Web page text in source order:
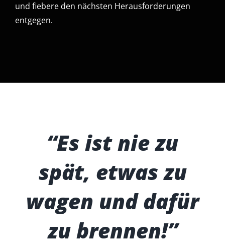
und fiebere den nächsten Herausforderungen
entgegen.
“Es ist nie zu
spät, etwas zu
wagen und dafür
zu brennen!”